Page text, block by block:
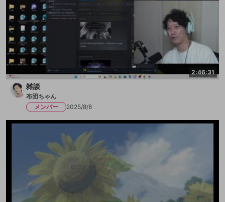
2:46:31
雑談
布団ちゃん
メンバー
2025/8/8